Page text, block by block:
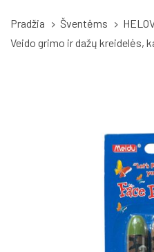
Pradžia Šventėms
Veido grimo ir dažų kreidelės,